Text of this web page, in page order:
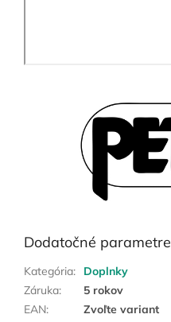
Dodatočné parametre
Kategória:
Doplnky
Záruka:
5 rokov
EAN: Zvoľte variant